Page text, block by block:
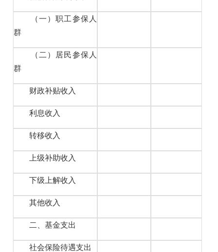
（一）职工参保人
群
（二）居民参保人
群
财政补贴收入
利息收入
转移收入
上级补助收入
下级上解收入
其他收入
二、基金支出
社会保险待遇支出